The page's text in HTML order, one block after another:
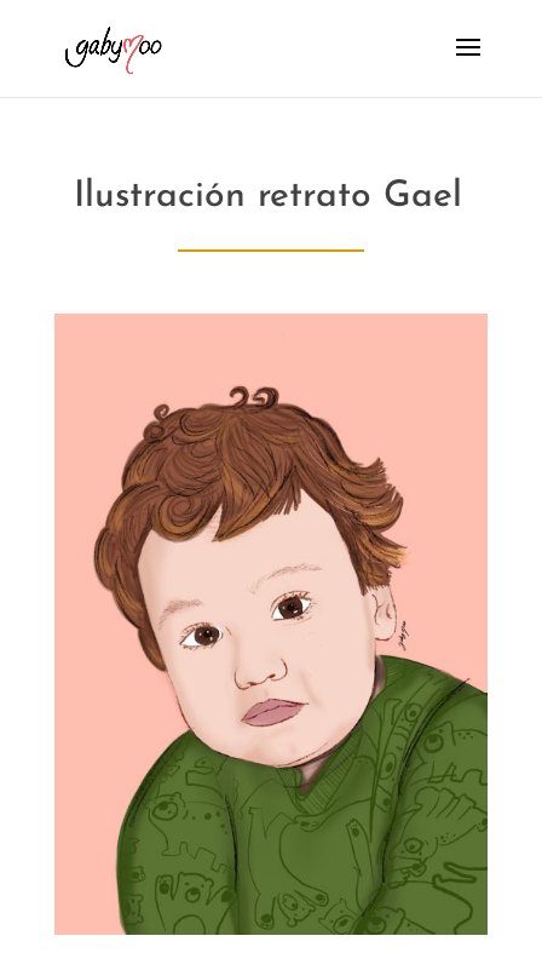
Ilustración retrato Gael